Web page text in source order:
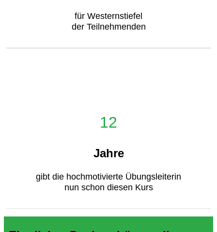
für Westernstiefel
der Teilnehmenden
12
Jahre
gibt die hochmotivierte Übungsleiterin
nun schon diesen Kurs